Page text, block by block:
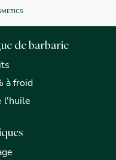
de barbarie
à froid
l'huile